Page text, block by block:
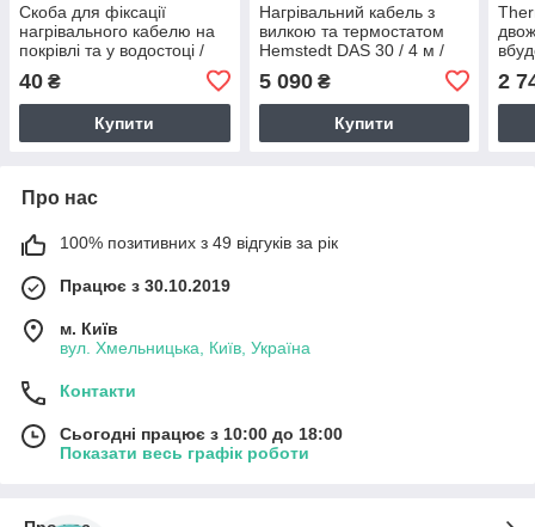
Скоба для фіксації
нагрівального кабелю на
покрівлі та у водостоці /
40 ₴
Купити
Нагрівальний кабель з
вилкою та термостатом
Hemstedt DAS 30 / 4 м /
120 Вт / для обігріву труб
та водостоків
5 090₴
Купити
4 м
2
Про нас
100% позитивних з 49 відгуків за рік
Працює з 30.10.2019
м. Київ
вул. Хмельницька, Київ, Україна
Контакти
Сьогодні працює з 10:00 до 18:00
Показати весь графік роботи